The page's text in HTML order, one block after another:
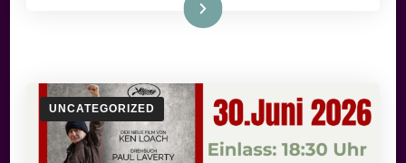
Weiterlesen
UNCATEGORIZED